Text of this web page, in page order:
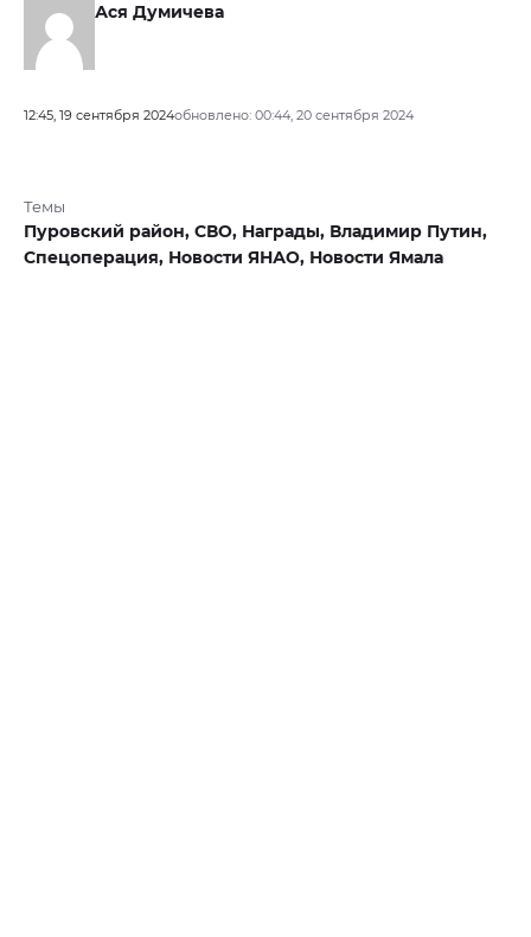
Ася Думичева
12:45, 19 сентября 2024обновлено: 00:44, 20 сентября 2024
Темы
Пуровский район, СВО, Награды, Владимир Путин,
Спецоперация, Новости ЯНАО, Новости Ямала